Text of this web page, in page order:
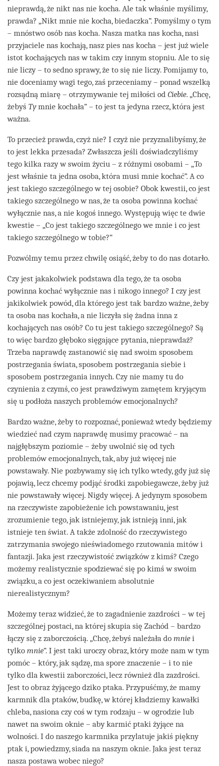
nieprawdą, że nikt nas nie kocha. Ale tak właśnie myślimy,
prawda? „Nikt mnie nie kocha, biedaczka”. Pomyślmy o tym
– mnóstwo osób nas kocha. Nasza matka nas kocha, nasi
przyjaciele nas kochają, nasz pies nas kocha – jest już wiele
istot kochających nas w takim czy innym stopniu. Ale to się
nie liczy – to sedno sprawy, że to się nie liczy. Pomijamy to,
nie doceniamy wagi tego, zaś przeceniamy – ponad wszelką
rozsądną miarę – otrzymywanie tej miłości od Ciebie. „Chcę,
żebyś Tymnie kochała” – to jest ta jedyna rzecz, która jest
ważna.
To przecież prawda, czyż nie? I czyż nie przyznalibyśmy, że
to jest lekka przesada? Zwłaszcza jeśli doświadczyliśmy
tego kilka razy w swoim życiu – z różnymi osobami – „To
jest właśnie ta jedna osoba, która musi mnie kochać”. A co
jest takiego szczególnego w tej osobie? Obok kwestii, co jest
takiego szczególnego w nas, że ta osoba powinna kochać
wyłącznie nas, a nie kogoś innego. Występują więc te dwie
kwestie – „Co jest takiego szczególnego we mnie i co jest
takiego szczególnego w tobie?”
Pozwólmy temu przez chwilę osiąść, żeby to do nas dotarło.
Czy jest jakakolwiek podstawa dla tego, że ta osoba
powinna kochać wyłącznie nas i nikogo innego? I czy jest
jakikolwiek powód, dla którego jest tak bardzo ważne, żeby
ta osoba nas kochała, a nie liczyła się żadna inna z
kochających nas osób? Co tu jest takiego szczególnego? Są
to więc bardzo głęboko sięgające pytania, nieprawdaż?
Trzeba naprawdę zastanowić się nad swoim sposobem
postrzegania świata, sposobem postrzegania siebie i
sposobem postrzegania innych. Czy nie mamy tu do
czynienia z czymś, co jest prawdziwym zamętem kryjącym
się u podłoża naszych problemów emocjonalnych?
Bardzo ważne, żeby to rozpoznać, ponieważ wtedy będziemy
wiedzieć nad czym naprawdę musimy pracować – na
najgłębszym poziomie – żeby uwolnić się od tych
problemów emocjonalnych, tak, aby już więcej nie
powstawały. Nie pozbywamy się ich tylko wtedy, gdy już się
pojawią, lecz chcemy podjąć środki zapobiegawcze, żeby już
nie powstawały więcej. Nigdy więcej. A jedynym sposobem
na rzeczywiste zapobieżenie ich powstawaniu, jest
zrozumienie tego, jak istniejemy, jak istnieją inni, jak
istnieje ten świat. A także zdolność do rzeczywistego
zatrzymania swojego nieświadomego rzutowania mitów i
fantazji. Jaka jest rzeczywistość związków z kimś? Czego
możemy realistycznie spodziewać się po kimś w swoim
związku, a co jest oczekiwaniem absolutnie
nierealistycznym?
Możemy teraz widzieć, że to zagadnienie zazdrości – w tej
szczególnej postaci, na której skupia się Zachód – bardzo
łączy się z zaborczością. „Chcę, żebyś należała do mnie i
tylko mnie”. I jest taki uroczy obraz, który może nam w tym
pomóc – który, jak sądzę, ma spore znaczenie – i to nie
tylko dla kwestii zaborczości, lecz również dla zazdrości.
Jest to obraz żyjącego dziko ptaka. Przypuśćmy, że mamy
karmnik dla ptaków, budkę, w której kładziemy kawałki
chleba, nasiona czy coś w tym rodzaju – w ogrodzie lub
nawet na swoim oknie – aby karmić ptaki żyjące na
wolności. I do naszego karmnika przylatuje jakiś piękny
ptak i, powiedzmy, siada na naszym oknie. Jaka jest teraz
nasza postawa wobec niego?